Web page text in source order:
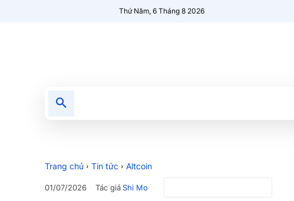
Thứ Năm, 6 Tháng 8 2026
Trang chủ Tin tức Altcoin
01/07/2026 Tác giảShi Mo